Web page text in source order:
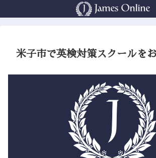
米子市で英検対策スクールを